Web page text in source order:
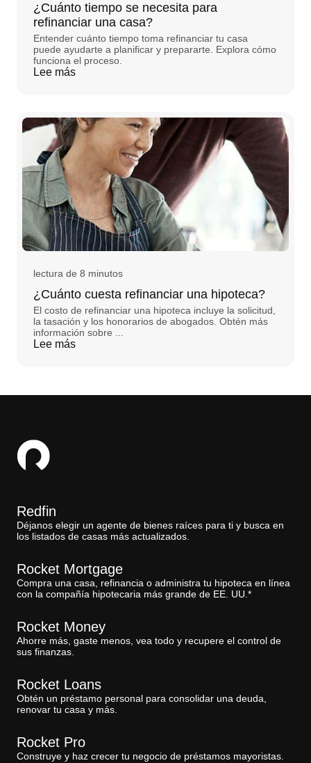
¿Cuánto tiempo se necesita para
refinanciar una casa?
Entender cuánto tiempo toma refinanciar tu casa
puede ayudarte a planificar y prepararte. Explora cómo
funciona el proceso.
Lee más
lectura de 8 minutos
¿Cuánto cuesta refinanciar una hipoteca?
El costo de refinanciar una hipoteca incluye la solicitud,
la tasación y los honorarios de abogados. Obtén más
información sobre ...
Lee más
Redfin
Déjanos elegir un agente de bienes raíces para ti y busca en
los listados de casas más actualizados.
Rocket Mortgage
Compra una casa, refinancia o administra tu hipoteca en línea
con la compañía hipotecaria más grande de EE. UU.*
Rocket Money
Ahorre más, gaste menos, vea todo y recupere el control de
sus finanzas.
Rocket Loans
Obtén un préstamo personal para consolidar una deuda,
renovar tu casa y más.
Rocket Pro
Construye y haz crecer tu negocio de préstamos mayoristas.